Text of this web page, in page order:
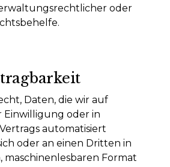
oder
Daten, die wir auf
oder in
automatisiert
oder an einen Dritten in
maschinenlesbaren Format